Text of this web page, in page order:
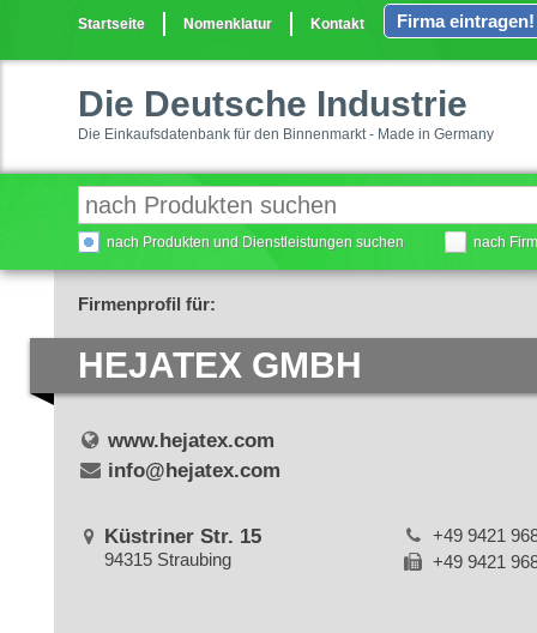
Startseite Nomenklatur Kontakt Firma eintragen!
Die Deutsche Industrie
Die Einkaufsdatenbank für den Binnenmarkt - Made in Germany
nach Produkten und Dienstleistungen suchen nach
Firmenprofil für:
HEJATEX GMBH
www.hejatex.com
info@hejatex.com
Küstriner Str. 15
94315 Straubing
+49 9421
+49 9421